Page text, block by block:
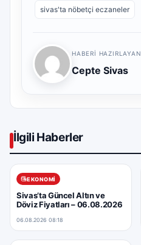
sivas'ta nöbetçi eczaneler
HABERI HAZIRLAYAN
Cepte Sivas
İlgili Haberler
EKONOMI
Sivas’ta Güncel Altın ve
Döviz Fiyatları – 06.08.2026
06.08.2026 08:18